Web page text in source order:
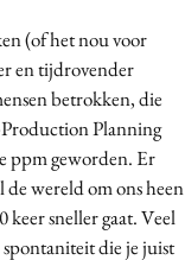
(of het nou voor
en tijdrovender
betrokken, die
Planning
ppm geworden. Er
wereld om ons heen
keer sneller gaat. Veel
die je juist